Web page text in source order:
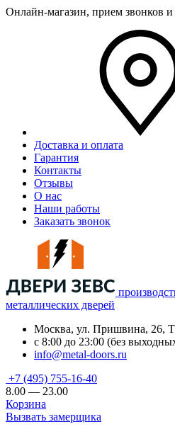
Онлайн-магазин, прием звонков
Доставка и оплата
Гарантия
Контакты
Отзывы
О нас
Наши работы
Заказать звонок
металлических дверей
Москва, ул. Пришвина, 26,
с 8:00 до 23:00 (без
info@metal-doors.ru
+7 (495) 755-16-40
8.00 — 23.00
Корзина
Вызвать замерщика